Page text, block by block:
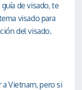
de visado, te
visado para
del visado.
Vietnam, pero si